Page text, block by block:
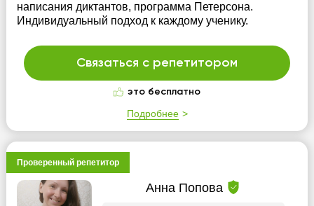
написания диктантов, программа Петерсона.
Индивидуальный подход к каждому ученику.
Связаться с репетитором
это бесплатно
Подробнее
Проверенный репетитор
Анна Попова